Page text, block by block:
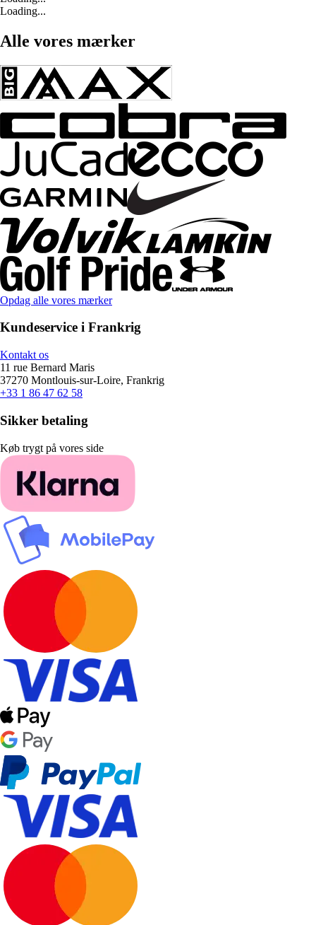
Loading...
Alle vores mærker
Opdag alle vores mærker
Kundeservice i Frankrig
Kontakt os
11 rue Bernard Maris
37270 Montlouis-sur-Loire, Frankrig
+33 1 86 47 62 58
Sikker betaling
Køb trygt på vores side